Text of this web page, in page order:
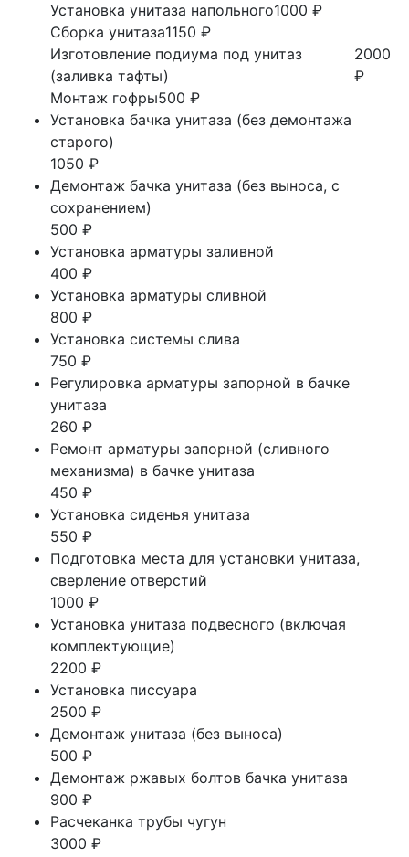
Установка унитаза напольного1000 ₽
Сборка унитаза1150 ₽
Изготовление подиума под унитаз
(заливка тафты)
2000
₽
Монтаж гофры500 ₽
Установка бачка унитаза (без демонтажа
старого)
1050 ₽
Демонтаж бачка унитаза (без выноса, с
сохранением)
500 ₽
Установка арматуры заливной
400 ₽
Установка арматуры сливной
800 ₽
Установка системы слива
750 ₽
Регулировка арматуры запорной в бачке
унитаза
260 ₽
Ремонт арматуры запорной (сливного
механизма) в бачке унитаза
450 ₽
Установка сиденья унитаза
550 ₽
Подготовка места для установки унитаза,
сверление отверстий
1000 ₽
Установка унитаза подвесного (включая
комплектующие)
2200 ₽
Установка писсуара
2500 ₽
Демонтаж унитаза (без выноса)
500 ₽
Демонтаж ржавых болтов бачка унитаза
900 ₽
Расчеканка трубы чугун
3000 ₽